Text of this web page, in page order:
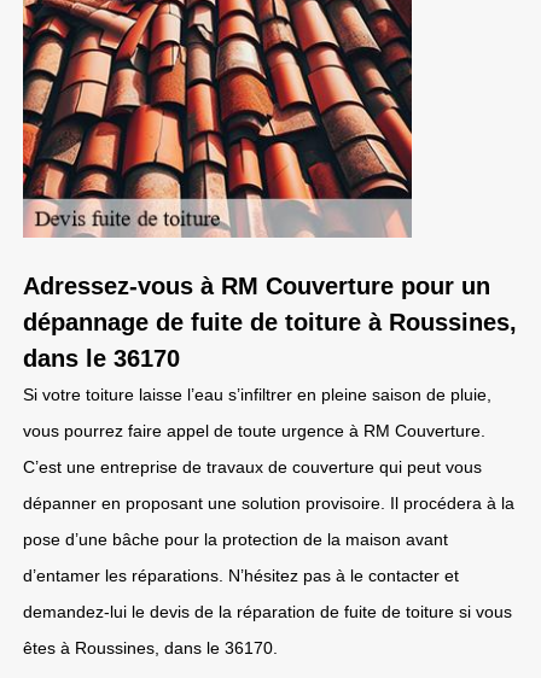
Adressez-vous à RM Couverture pour un
dépannage de fuite de toiture à Roussines,
dans le 36170
Si votre toiture laisse l’eau s’infiltrer en pleine saison de pluie,
vous pourrez faire appel de toute urgence à RM Couverture.
C’est une entreprise de travaux de couverture qui peut vous
dépanner en proposant une solution provisoire. Il procédera à la
pose d’une bâche pour la protection de la maison avant
d’entamer les réparations. N’hésitez pas à le contacter et
demandez-lui le devis de la réparation de fuite de toiture si vous
êtes à Roussines, dans le 36170.